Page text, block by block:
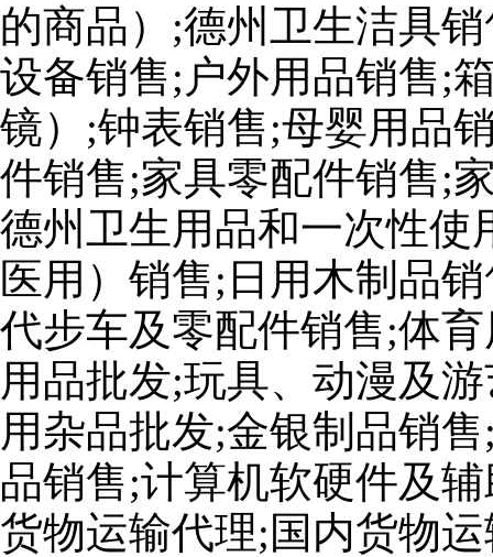
的商品）;德州卫生洁具
设备销售;户外用品销售;
镜）;钟表销售;母婴用品
件销售;家具零配件销售;
德州卫生用品和一次性使
医用）销售;日用木制品
代步车及零配件销售;体
用品批发;玩具、动漫及
用杂品批发;金银制品销
品销售;计算机软硬件及
货物运输代理;国内货物